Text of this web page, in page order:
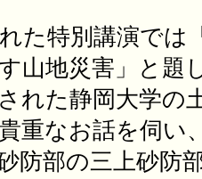
た特別講演では
山地災害」と題
れた静岡大学の
重なお話を伺い
防部の三上砂防